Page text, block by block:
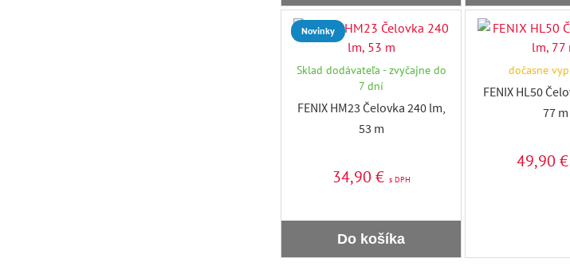
Novinky
Sklad dodávateľa - zvyčajne do
7 dní
FENIX HM23 Čelovka 240 lm,
53 m
34,90 € s DPH
Do košíka
dočasne
FENIX HL50
77 m
49,90 €